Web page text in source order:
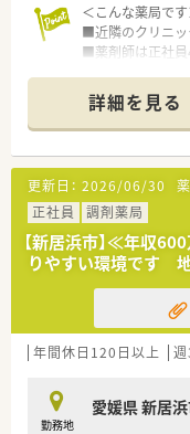
いての研修と手厚
＜法人特徴＞
■医療（薬局経営
す。
高齢者社会に求
建設会社と連携
リフォーム、医
トする体制が整っ
■残業月平均5時
デー制度もござい
■女性にも働きや
りの処方箋枚数
無理せず働き続
均年齢は40歳と
■有給休暇平均
ランスのとりや
■支店制度に変更
■2019年 0402
＜こんな薬局で
■近隣のクリニッ
■薬剤師は正社員
＜業務内容＞
■内科・整形外科
■1日平均90枚/日
■在宅（居宅）も
＜研修体制＞
■eラーニングに
制度を用意してい
＜法人概要＞
■全国へ店舗展
新居浜エリアや
を入職時に選択す
借り上げ社宅や
詳細を見る
更新日： 2026/06/30
正社員
調剤薬局
【新居浜市】≪年収
りやすい環境です
年間休日120日以上
勤務地
愛媛県 新居